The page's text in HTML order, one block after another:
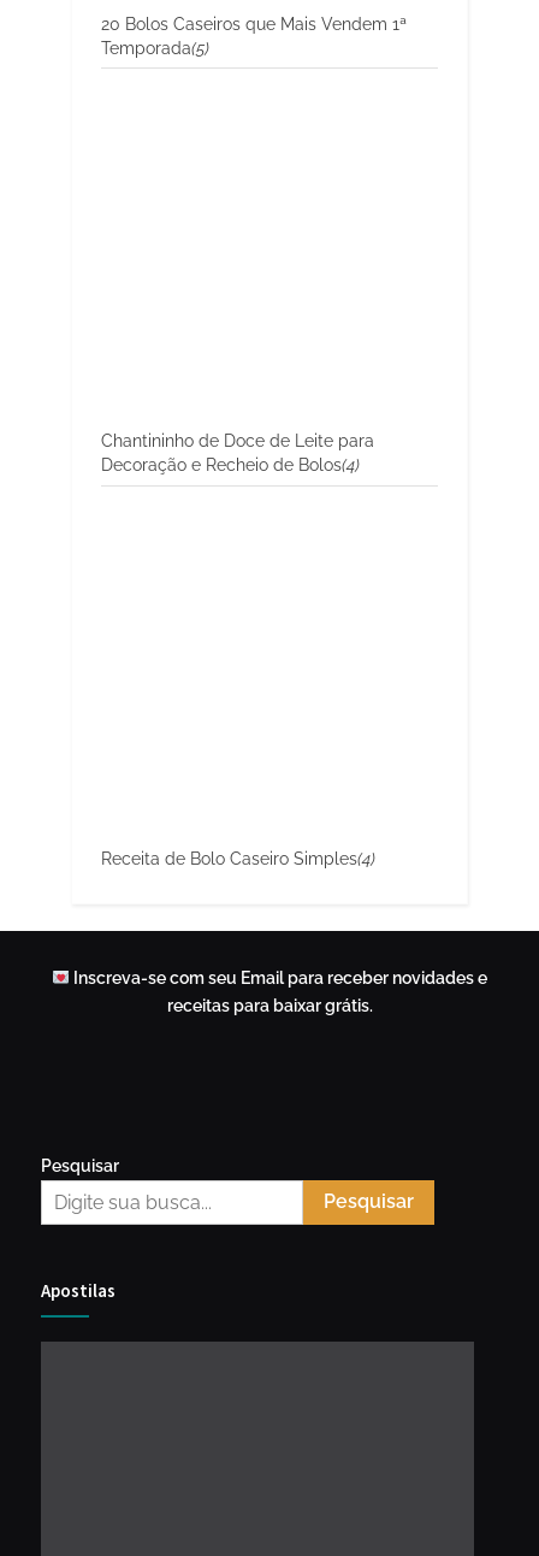
20 Bolos Caseiros que Mais Vendem 1ª
Temporada(5)
Chantininho de Doce de Leite para
Decoração e Recheio de Bolos(4)
Receita de Bolo Caseiro Simples(4)
Inscreva-se com seu Email para receber novidades e
receitas para baixar grátis.
Pesquisar
Pesquisar
Apostilas